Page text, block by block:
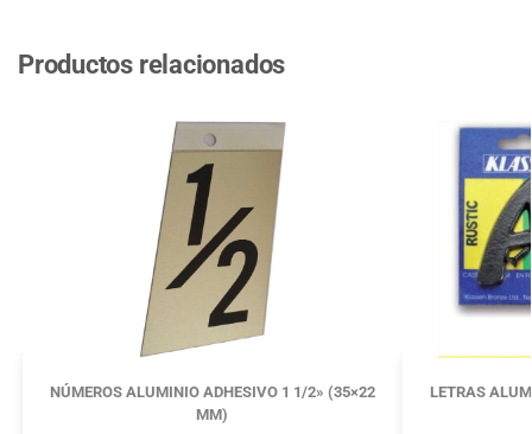
Productos relacionados
NÚMEROS ALUMINIO ADHESIVO 1 1/2» (35×22
MM)
LETRAS